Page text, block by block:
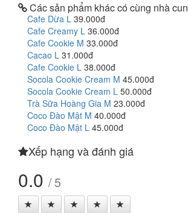
Các sản phẩm khác có cùng nhà
Cafe Dừa L 39.000đ
Cafe Creamy L 36.000đ
Cafe Cookie M 33.000đ
Cacao L 31.000đ
Cafe Cookie L 38.000đ
Socola Cookie Cream M 45.000đ
Socola Cookie Cream L 50.000đ
Trà Sữa Hoàng Gia M 23.000đ
Coco Đào Mật M 40.000đ
Coco Đào Mật L 45.000đ
Xếp hạng và đánh giá
0.0 / 5